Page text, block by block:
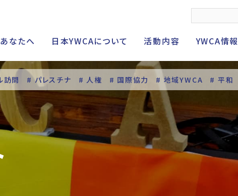
なたへ 日本YWCAについて 活動内容 YWCA情報
訪問 # パレスチナ # 人権 # 国際協力 # 地域YWCA # 平和